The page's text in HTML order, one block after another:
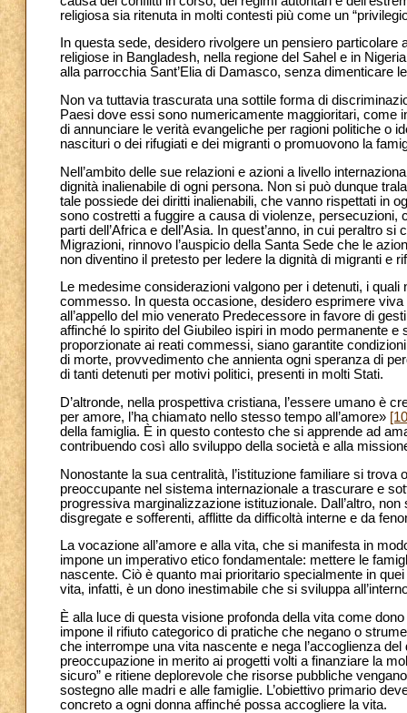
religiosa sia ritenuta in molti contesti più come un
In questa sede, desidero rivolgere un pensiero
religiose in Bangladesh, nella regione del Sahel e in
alla parrocchia Sant’Elia di Damasco, senza dimenticare
Non va tuttavia trascurata una sottile forma di
Paesi dove essi sono numericamente maggioritari, come
di annunciare le verità evangeliche per ragioni politiche o
nascituri o dei rifugiati e dei migranti o promuovono la
Nell’ambito delle sue relazioni e azioni a livello
dignità inalienabile di ogni persona. Non si può dunque
tale possiede dei diritti inalienabili, che vanno rispettati in
sono costretti a fuggire a causa di violenze, persecuzioni,
parti dell’Africa e dell’Asia. In quest’anno, in cui peraltro
Migrazioni, rinnovo l’auspicio della Santa Sede che le
non diventino il pretesto per ledere la dignità di migranti e
Le medesime considerazioni valgono per i detenuti, i
commesso. In questa occasione, desidero esprimere
all’appello del mio venerato Predecessore in favore di
affinché lo spirito del Giubileo ispiri in modo permanente
proporzionate ai reati commessi, siano garantite
di morte, provvedimento che annienta ogni speranza di
di tanti detenuti per motivi politici, presenti in molti Stati.
D’altronde, nella prospettiva cristiana, l’essere umano è
per amore, l’ha chiamato nello stesso tempo all’amore»
della famiglia. È in questo contesto che si apprende ad
contribuendo così allo sviluppo della società e alla
Nonostante la sua centralità, l’istituzione familiare si
preoccupante nel sistema internazionale a trascurare e
progressiva marginalizzazione istituzionale. Dall’altro,
disgregate e sofferenti, afflitte da difficoltà interne e da
La vocazione all’amore e alla vita, che si manifesta in
impone un imperativo etico fondamentale: mettere le
nascente. Ciò è quanto mai prioritario specialmente in
vita, infatti, è un dono inestimabile che si sviluppa
È alla luce di questa visione profonda della vita come
impone il rifiuto categorico di pratiche che negano o
che interrompe una vita nascente e nega l’accoglienza
preoccupazione in merito ai progetti volti a finanziare la
sicuro” e ritiene deplorevole che risorse pubbliche
sostegno alle madri e alle famiglie. L’obiettivo primario
concreto a ogni donna affinché possa accogliere la vita.